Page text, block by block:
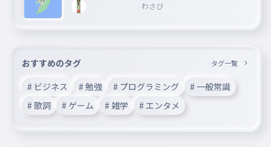
わさび
おすすめのタグ タグ一覧
# ビジネス # 勉強 # プログラミング
# 一般常識
# 歌詞
# ゲーム # 雑学 # エンタメ